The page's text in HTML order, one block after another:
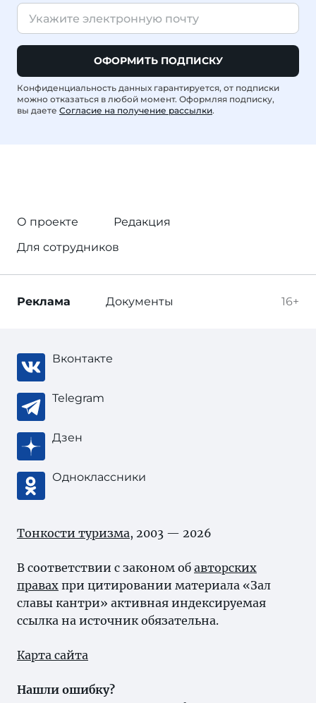
ОФОРМИТЬ ПОДПИСКУ
Конфиденциальность данных гарантируется, от подписки
можно отказаться в любой момент. Оформляя подписку,
вы даете Согласие на получение рассылки.
О проекте
Редакция
Для сотрудников
16+
Реклама Документы
Вконтакте
Telegram
Дзен
Одноклассники
Тонкости туризма, 2003 — 2026
В соответствии с законом об авторских
правах при цитировании материала «Зал
славы кантри» активная индексируемая
ссылка на источник обязательна.
Карта сайта
Нашли ошибку?